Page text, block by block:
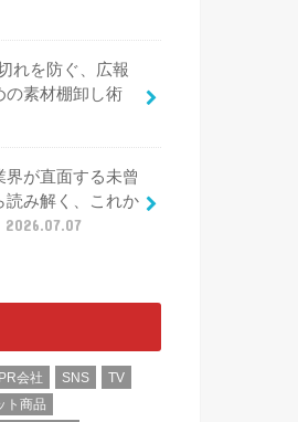
れを防ぐ、広報
の素材棚卸し術
界が直面する未曾
読み解く、これか
2026.07.07
PR会社 SNS
TV
ト商品